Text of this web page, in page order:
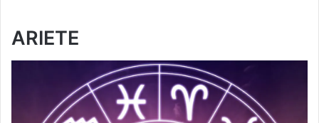
ARIETE